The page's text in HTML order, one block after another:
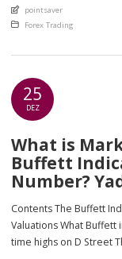
earring. Here is a
customers who were
An article by
pointsaver
Posted in
Forex Trading
25
DEZ
What is
Buffett
Number?
Contents The Buffett
Valuations What
time highs on D Street